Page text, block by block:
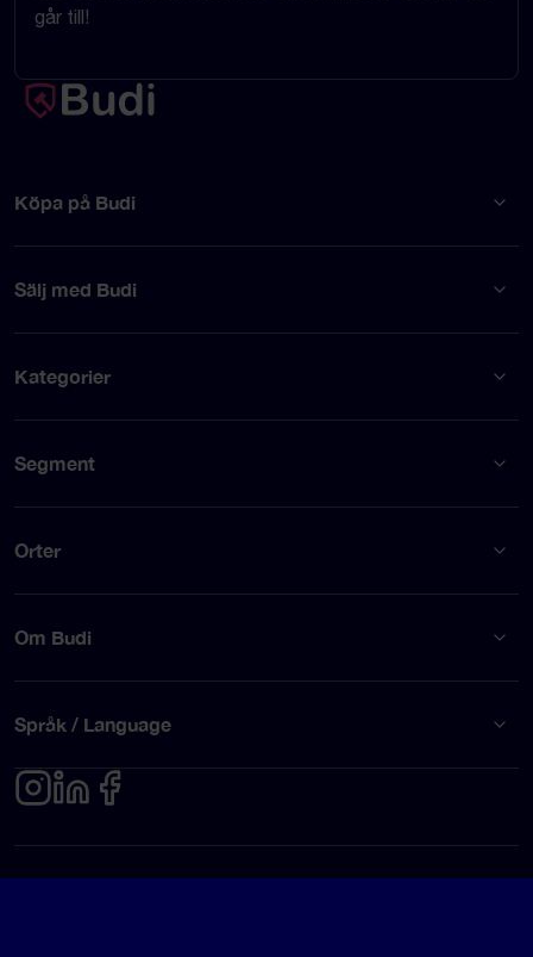
går till!
Köpa på Budi
Sälj med Budi
Kategorier
Segment
Orter
Om Budi
Språk / Language